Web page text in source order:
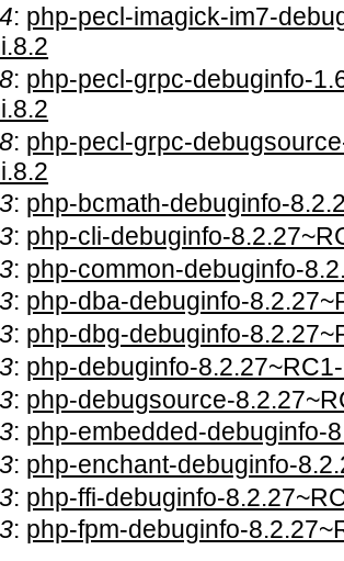
: php-pecl-imagick-im7-
: php-pecl-grpc-debuginfo-
: php-pecl-grpc-
: php-bcmath-debuginfo-
: php-cli-debuginfo-
: php-common-debuginfo-
: php-dba-debuginfo-
: php-dbg-debuginfo-
: php-debuginfo-
: php-debugsource-
: php-embedded-debuginfo-
: php-enchant-debuginfo-
: php-ffi-debuginfo-
: php-fpm-debuginfo-